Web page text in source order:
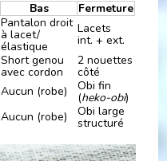
Bas
Fermeture
Pantalon droit
à lacet/
élastique
Lacets
int. + ext.
Short genou
avec cordon
2 nouettes
côté
Aucun (robe) Obi fin
(heko-obi)
Aucun (robe) Obi large
structuré